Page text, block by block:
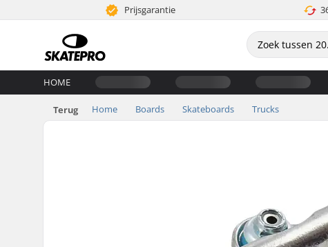
Prijsgarantie
HOME
Terug Home Boards Skateboards Trucks